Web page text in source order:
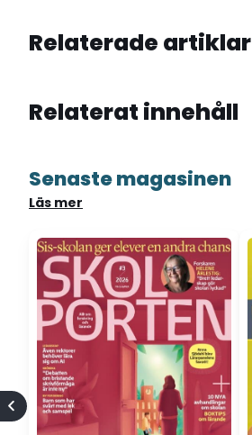
Relaterade artiklar
Relaterat innehåll
Senaste magasinen
Läs mer